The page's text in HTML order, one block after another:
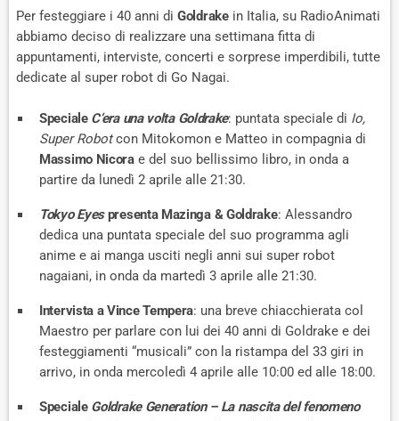
Per festeggiare i 40 anni di Goldrakein Italia, su RadioAnimati
abbiamo deciso di realizzare una settimana fitta di
appuntamenti, interviste, concerti e sorprese imperdibili, tutte
dedicate al super robot di Go Nagai.
Speciale C’era una volta Goldrake: puntata speciale di Io,
Super Robotcon Mitokomon e Matteo in compagnia di
Massimo Nicorae del suo bellissimo libro, in onda a
partire da lunedì 2 aprile alle 21:30.
Tokyo Eyespresenta Mazinga & Goldrake: Alessandro
dedica una puntata speciale del suo programma agli
anime e ai manga usciti negli anni sui super robot
nagaiani, in onda da martedì 3 aprile alle 21:30.
Intervista a Vince Tempera: una breve chiacchierata col
Maestro per parlare con lui dei 40 anni di Goldrake e dei
festeggiamenti “musicali” con la ristampa del 33 giri in
arrivo, in onda mercoledì 4 aprile alle 10:00 ed alle 18:00.
Speciale Goldrake Generation – La nascita del fenomeno